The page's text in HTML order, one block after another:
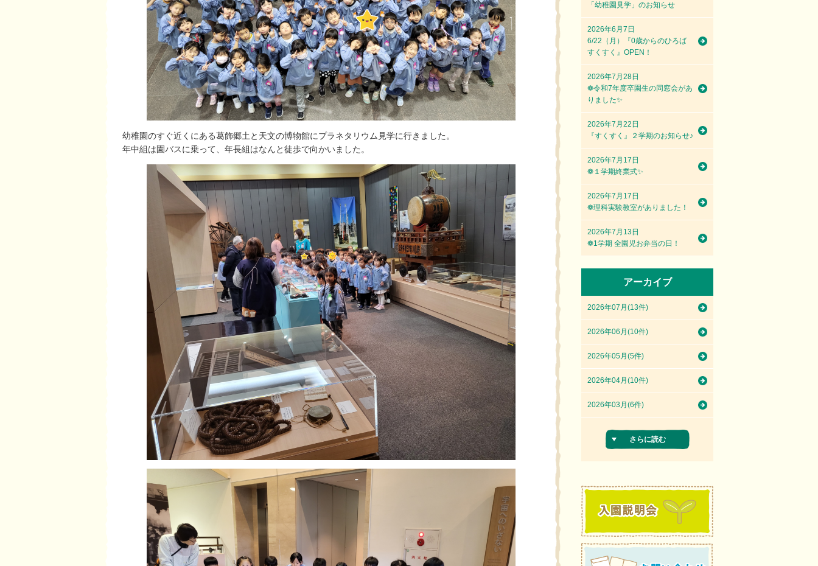
幼稚園のすぐ近くにある葛飾郷土と天文の博物館にプラネタリウム見学に行きました。
年中組は園バスに乗って、年長組はなんと徒歩で向かいました。
「幼稚園見学」のお知らせ
2026年6月7日
6/22（月）『0歳からのひろば
すくすく』OPEN！
2026年7月28日
❁令和7年度卒園生の同窓会があ
りました✨
2026年7月22日
『すくすく』２学期のお知らせ♪
2026年7月17日
❁１学期終業式✨
2026年7月17日
❁理科実験教室がありました！
2026年7月13日
❁1学期 全園児お弁当の日！
アーカイブ
2026年07月(13件)
2026年06月(10件)
2026年05月(5件)
2026年04月(10件)
2026年03月(6件)
さらに読む